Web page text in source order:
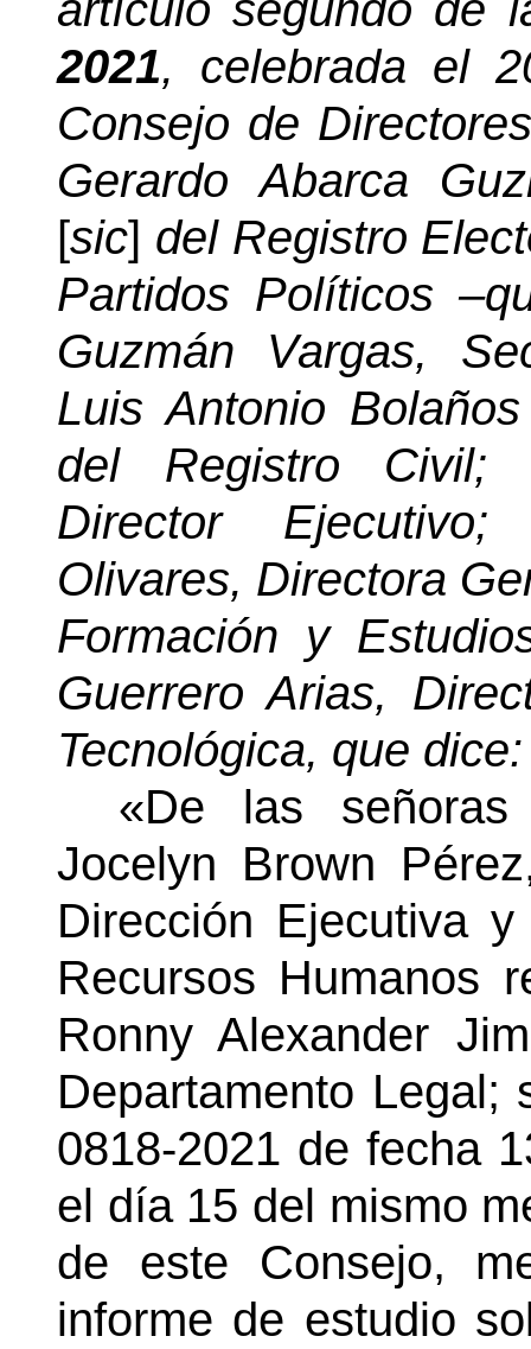
2021, celebrada el
Consejo de
Gerardo Abarca
[sic] del Registro
Partidos Políticos
Guzmán Vargas,
Luis Antonio
del Registro Civil;
Director
Olivares, Directora
Formación y
Guerrero Arias,
Tecnológica, que dice:
«De las
Jocelyn Brown
Dirección Ejecutiva
Recursos Humanos
Ronny Alexander
Departamento
0818-2021 de fecha
el día 15 del mismo
de este Consejo,
informe de estudio